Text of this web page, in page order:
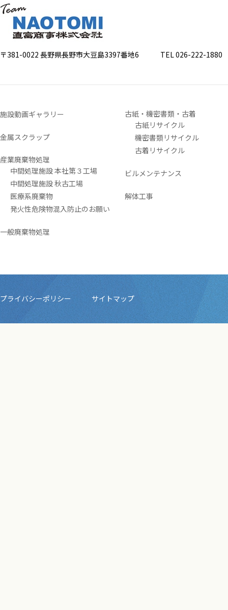
〒381-0022 長野県長野市大豆島3397番地6 TEL 026-222-1880
施設動画ギャラリー
金属スクラップ
産業廃棄物処理
中間処理施設 本社第３工場
中間処理施設 秋古工場
医療系廃棄物
発火性危険物混入防止のお願い
一般廃棄物処理
古紙・機密書類・古着
古紙リサイクル
機密書類リサイクル
古着リサイクル
ビルメンテナンス
解体工事
プライバシーポリシー サイトマップ